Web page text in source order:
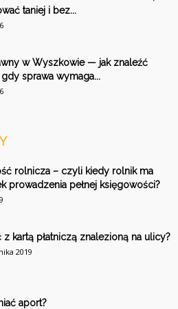
taniej i bez...
w Wyszkowie — jak znaleźć
sprawa wymaga...
rolnicza – czyli kiedy rolnik ma
prowadzenia pełnej księgowości?
kartą płatniczą znalezioną na ulicy?
2019
aport?